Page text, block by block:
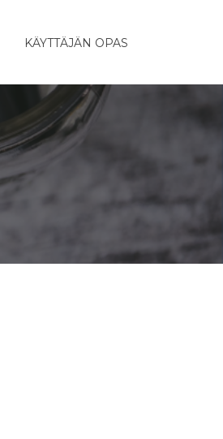
KÄYTTÄJÄN OPAS